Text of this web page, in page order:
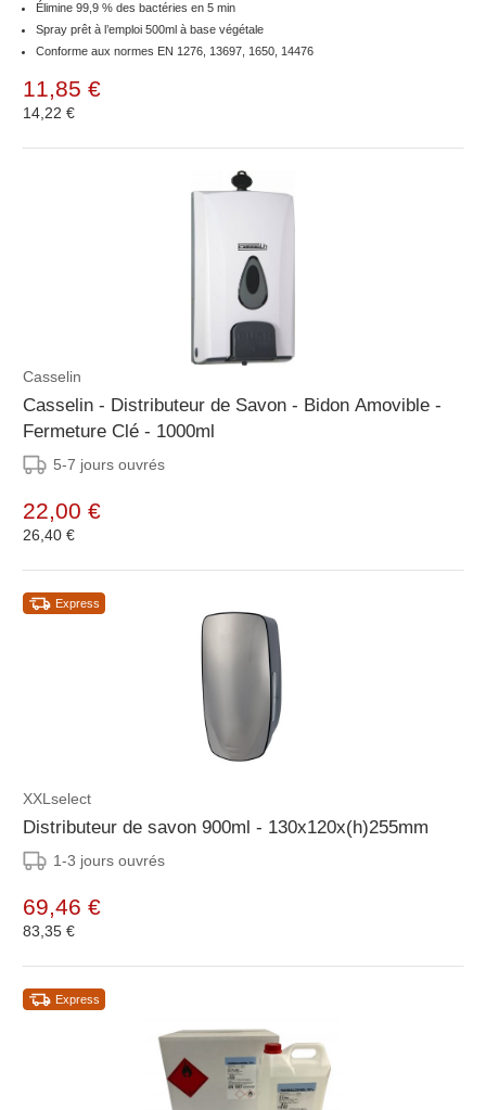
Élimine 99,9 % des bactéries en 5 min
Spray prêt à l’emploi 500ml à base végétale
Conforme aux normes EN 1276, 13697, 1650, 14476
11,85 €
14,22 €
Casselin
Casselin - Distributeur de Savon - Bidon Amovible -
Fermeture Clé - 1000ml
5-7 jours ouvrés
22,00 €
26,40 €
Express
XXLselect
Distributeur de savon 900ml - 130x120x(h)255mm
1-3 jours ouvrés
69,46 €
83,35 €
Express